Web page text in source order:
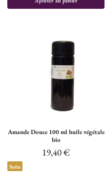
Amande Douce 100 ml huile végétale
bio
19,40€
Soin